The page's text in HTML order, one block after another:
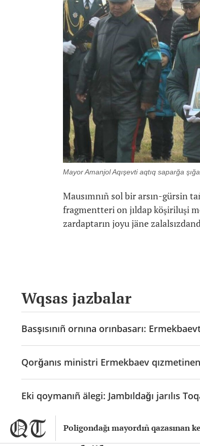
Poligondağı mayordıñ
Mayor Amanjol Aqışevti aqtıq saparğa
Mausımnıñ sol bir arsın-gürsin
fragmentteri on jıldap köşiriluşi
zardaptarın joyu jäne
Wqsas jazbalar
Basşısınıñ ornına orınbasarı:
Qorğanıs ministri Ermekbaev qızmetinen
Eki qoymanıñ älegi: Jambıldağı jarılıs